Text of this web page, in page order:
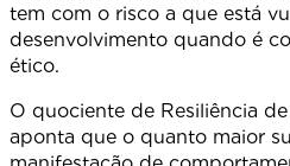
tem com o risco a que está
desenvolvimento quando é
ético.
O quociente de Resiliência
aponta que o quanto maior